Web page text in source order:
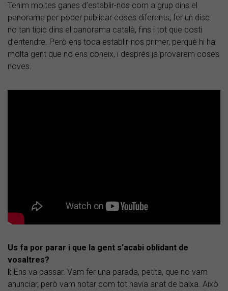
Tenim moltes ganes d’establir-nos com a grup dins el
panorama per poder publicar coses diferents, fer un disc
no tan típic dins el panorama català, fins i tot que costi
d’entendre. Però ens toca establir-nos primer, perquè hi ha
molta gent que no ens coneix, i després ja provarem coses
noves.
Us fa por parar i que la gent s’acabi oblidant de
vosaltres?
I: Ens va passar. Vam fer una parada, petita, que no vam
anunciar, però vam notar com tot havia anat de baixa. Això